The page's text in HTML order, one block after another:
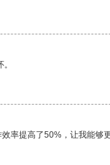
率提高了50%，让我能够